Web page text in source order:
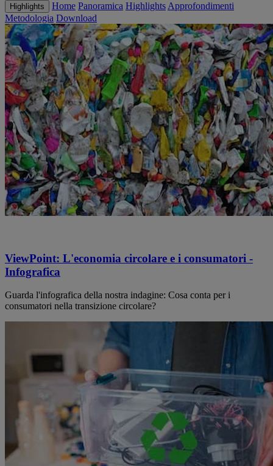
Highlights Home Panoramica Highlights Approfondimenti
Metodologia Download
ViewPoint: L'economia circolare e i consumatori -
Infografica
Guarda l'infografica della nostra indagine: Cosa conta per i
consumatori nella transizione circolare?